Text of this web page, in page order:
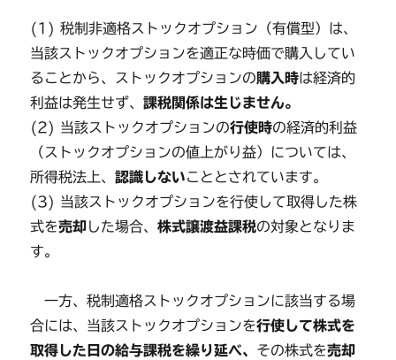
(1) 税制非適格ストックオプション（有償型）は、
当該ストックオプションを適正な時価で購入してい
ることから、ストックオプションの購入時は経済的
利益は発生せず、課税関係は生じません。
(2) 当該ストックオプションの行使時の経済的利益
（ストックオプションの値上がり益）については、
所得税法上、認識しないこととされています。
(3) 当該ストックオプションを行使して取得した株
式を売却 した場合、株式譲渡益課税の対象となりま
す。
一方、税制適格ストックオプションに該当する場
合には、当該ストックオプションを行使して株式を
取得した日の給与課税を繰り延べ、 その株式を売却